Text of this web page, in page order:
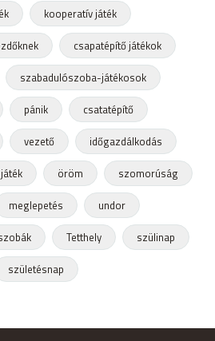
kooperatív játék
csapatépítő játékok
szabadulószoba-játékosok
pánik
csatatépítő
vezető
időgazdálkodás
öröm
szomorúság
meglepetés
undor
Tetthely
szülinap
születésnap